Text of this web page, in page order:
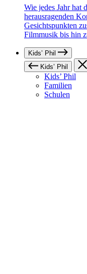
Wie jedes Jahr hat
herausragenden
Gesichtspunkten
Filmmusik bis hin
Kids’ Phil
Kids’ Phil
Kids’ Phil
Familien
Schulen